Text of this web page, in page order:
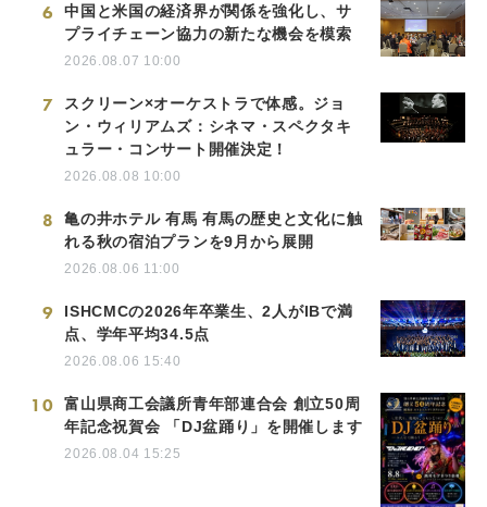
6
中国と米国の経済界が関係を強化し、サ
プライチェーン協力の新たな機会を模索
2026.08.07 10:00
7
スクリーン×オーケストラで体感。ジョ
ン・ウィリアムズ：シネマ・スペクタキ
ュラー・コンサート開催決定！
2026.08.08 10:00
8
亀の井ホテル 有馬 有馬の歴史と文化に触
れる秋の宿泊プランを9月から展開
2026.08.06 11:00
9
ISHCMCの2026年卒業生、2人がIBで満
点、学年平均34.5点
2026.08.06 15:40
10
富山県商工会議所青年部連合会 創立50周
年記念祝賀会 「DJ盆踊り」を開催します
2026.08.04 15:25